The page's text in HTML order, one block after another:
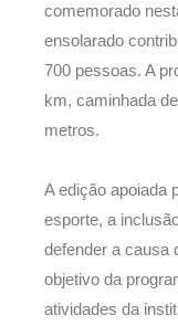
comemorado
ensolarado
700 pessoas. A
km, caminhada
metros.
A edição apoiada
esporte, a
defender a causa
objetivo da
atividades da